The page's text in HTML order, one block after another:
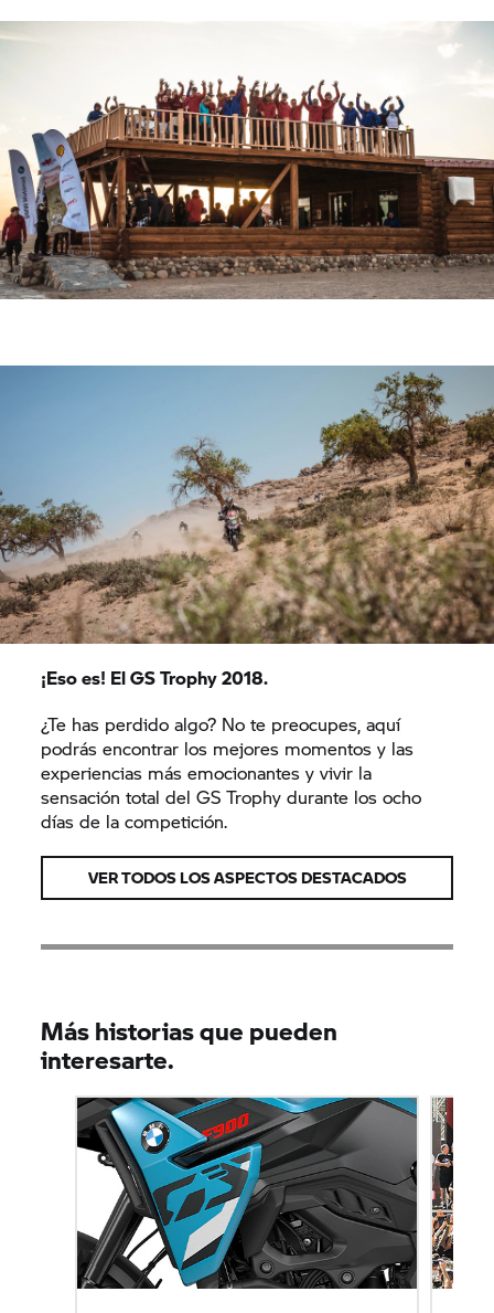
¡Eso es! ElGS Trophy2018.
¿Te has perdido algo? No te preocupes, aquí
podrás encontrar los mejores momentos y las
experiencias más emocionantes y vivir la
sensación total delGS Trophy durante los ocho
días de la competición.
VER TODOS LOS ASPECTOS DESTACADOS
Más historias que pueden
interesarte.